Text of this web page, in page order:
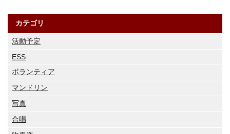
カテゴリ
活動予定
ESS
ボランティア
マンドリン
写真
合唱